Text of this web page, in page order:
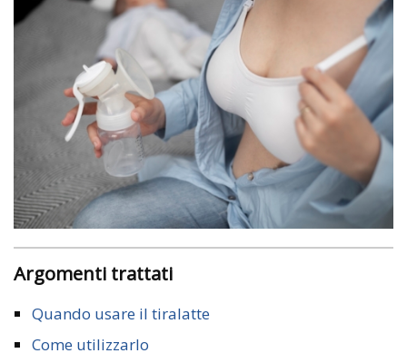
Argomenti trattati
Quando usare il tiralatte
Come utilizzarlo